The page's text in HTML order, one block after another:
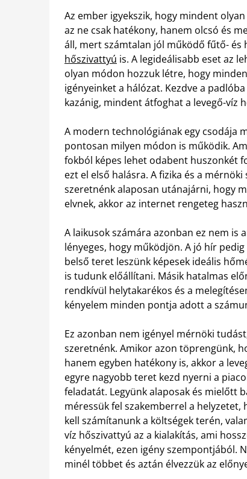
Az ember igyekszik, hogy mindent
az ne csak hatékony, hanem olcsó és
áll, mert számtalan jól működő fűtő- és
hőszivattyú is. A legideálisabb eset az
olyan módon hozzuk létre, hogy
igényeinket a hálózat. Kezdve a
kazánig, mindent átfoghat a levegő-víz
A modern technológiának egy csodája
pontosan milyen módon is működik.
fokból képes lehet odabent huszonkét
ezt el első halásra. A fizika és a
szeretnénk alaposan utánajárni, hogy
elvnek, akkor az internet rengeteg
A laikusok számára azonban ez nem is
lényeges, hogy működjön. A jó hír
belső teret leszünk képesek ideális
is tudunk előállítani. Másik hatalmas
rendkívül helytakarékos és a
kényelem minden pontja adott a
Ez azonban nem igényel mérnöki
szeretnénk. Amikor azon töprengünk,
hanem egyben hatékony is, akkor a
egyre nagyobb teret kezd nyerni a
feladatát. Legyünk alaposak és mielőtt
méressük fel szakemberrel a
kell számítanunk a költségek terén,
víz hőszivattyú az a kialakítás, ami
kényelmét, ezen igény szempontjából.
minél többet és aztán élvezzük az